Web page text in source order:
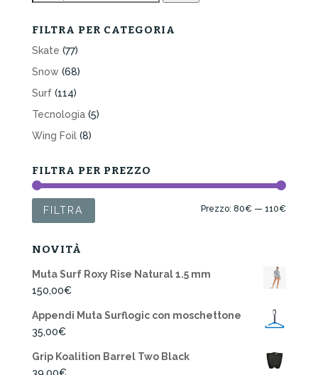
FILTRA PER CATEGORIA
Skate (77)
Snow (68)
Surf (114)
Tecnologia (5)
Wing Foil (8)
FILTRA PER PREZZO
FILTRA Prezzo: 80€ —110€
NOVITÀ
Muta Surf Roxy Rise Natural 1.5 mm
150,00€
Appendi Muta Surflogic con moschettone
35,00€
Grip Koalition Barrel Two Black